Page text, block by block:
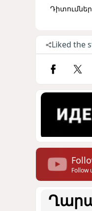
Liked the
Follow